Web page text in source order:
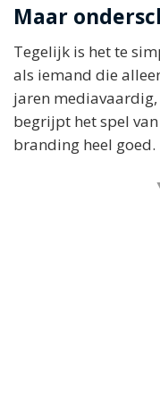
Maar
Tegelijk is het te
als iemand die
jaren
begrijpt het spel
branding heel goed.